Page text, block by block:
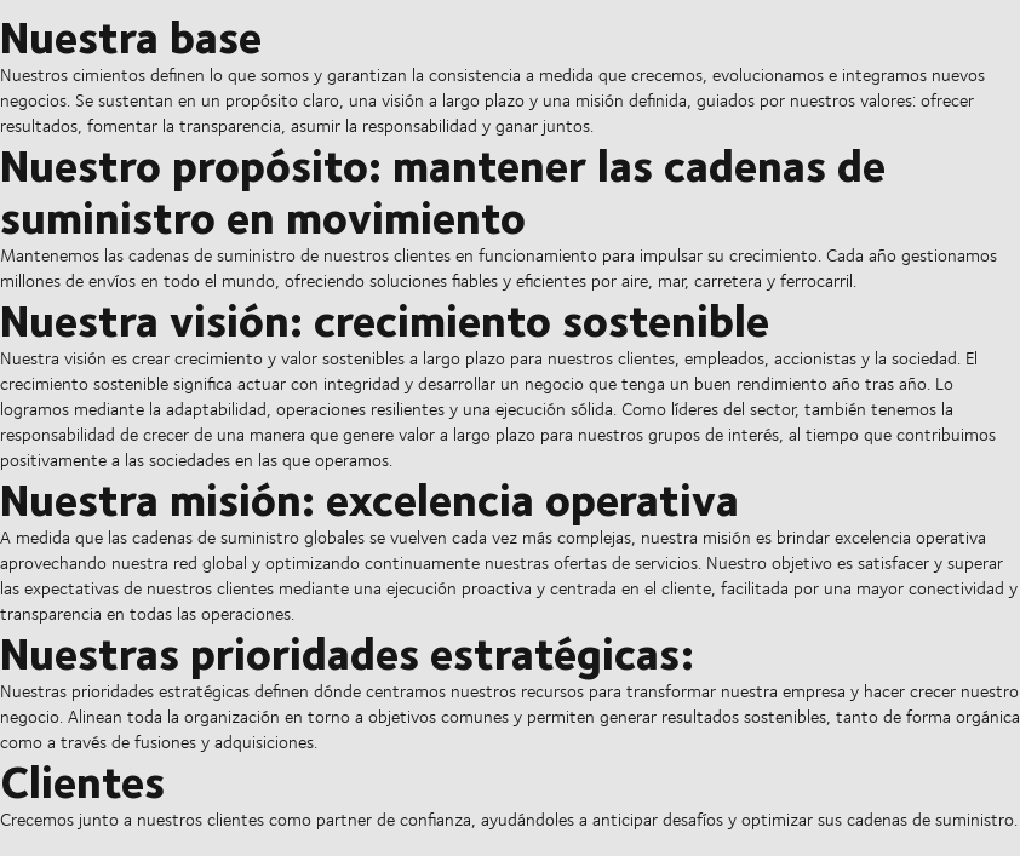
Nuestra base
Nuestros cimientos definen lo que somos y garantizan la consistencia a medida que crecemos, evolucionamos e integramos nuevos
negocios. Se sustentan en un propósito claro, una visión a largo plazo y una misión definida, guiados por nuestros valores: ofrecer
resultados, fomentar la transparencia, asumir la responsabilidad y ganar juntos.
Nuestro propósito: mantener las cadenas de
suministro en movimiento
Mantenemos las cadenas de suministro de nuestros clientes en funcionamiento para impulsar su crecimiento. Cada año gestionamos
millones de envíos en todo el mundo, ofreciendo soluciones fiables y eficientes por aire, mar, carretera y ferrocarril.
Nuestra visión: crecimiento sostenible
Nuestra visión es crear crecimiento y valor sostenibles a largo plazo para nuestros clientes, empleados, accionistas y la sociedad. El
crecimiento sostenible significa actuar con integridad y desarrollar un negocio que tenga un buen rendimiento año tras año. Lo
logramos mediante la adaptabilidad, operaciones resilientes y una ejecución sólida. Como líderes del sector, también tenemos la
responsabilidad de crecer de una manera que genere valor a largo plazo para nuestros grupos de interés, al tiempo que contribuimos
positivamente a las sociedades en las que operamos.
Nuestra misión: excelencia operativa
A medida que las cadenas de suministro globales se vuelven cada vez más complejas, nuestra misión es brindar excelencia operativa
aprovechando nuestra red global y optimizando continuamente nuestras ofertas de servicios. Nuestro objetivo es satisfacer y superar
las expectativas de nuestros clientes mediante una ejecución proactiva y centrada en el cliente, facilitada por una mayor conectividad y
transparencia en todas las operaciones.
Nuestras prioridades estratégicas:
Nuestras prioridades estratégicas definen dónde centramos nuestros recursos para transformar nuestra empresa y hacer crecer nuestro
negocio. Alinean toda la organización en torno a objetivos comunes y permiten generar resultados sostenibles, tanto de forma orgánica
como a través de fusiones y adquisiciones.
Clientes
Crecemos junto a nuestros clientes como partner de confianza, ayudándoles a anticipar desafíos y optimizar sus cadenas de suministro.